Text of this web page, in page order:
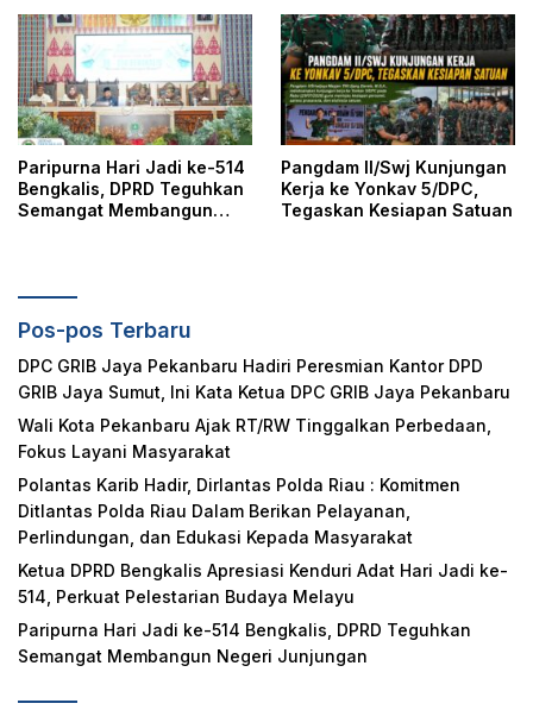
dan Edukasi Kepada
Masyarakat
Paripurna Hari Jadi ke-514
Bengkalis, DPRD Teguhkan
Semangat Membangun
Pangdam II/Swj Kunjungan
Kerja ke Yonkav 5/DPC,
Tegaskan Kesiapan Satuan
Pos-pos Terbaru
DPC GRIB Jaya Pekanbaru Hadiri Peresmian Kantor DPD
GRIB Jaya Sumut, Ini Kata Ketua DPC GRIB Jaya Pekanbaru
Wali Kota Pekanbaru Ajak RT/RW Tinggalkan Perbedaan,
Fokus Layani Masyarakat
Polantas Karib Hadir, Dirlantas Polda Riau : Komitmen
Ditlantas Polda Riau Dalam Berikan Pelayanan,
Perlindungan, dan Edukasi Kepada Masyarakat
Ketua DPRD Bengkalis Apresiasi Kenduri Adat Hari Jadi ke-
514, Perkuat Pelestarian Budaya Melayu
Paripurna Hari Jadi ke-514 Bengkalis, DPRD Teguhkan
Semangat Membangun Negeri Junjungan